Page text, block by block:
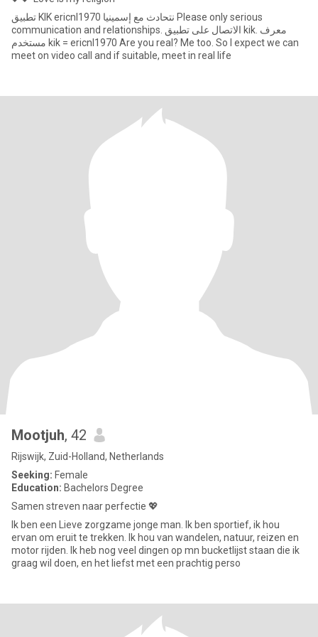
تطبيق KIK ericnl1970 نتحادث مع إسمينيا Please only serious
communication and relationships. الاتصال على تطبيق kik. معرف
مستخدم kik = ericnl1970 Are you real? Me too. So I expect we can
meet on video call and if suitable, meet in real life
Mootjuh, 42
Rijswijk, Zuid-Holland, Netherlands
Seeking: Female
Education: Bachelors Degree
Samen streven naar perfectie 💖
Ik ben een Lieve zorgzame jonge man. Ik ben sportief, ik hou
ervan om eruit te trekken. Ik hou van wandelen, natuur, reizen en
motor rijden. Ik heb nog veel dingen op mn bucketlijst staan die ik
graag wil doen, en het liefst met een prachtig perso